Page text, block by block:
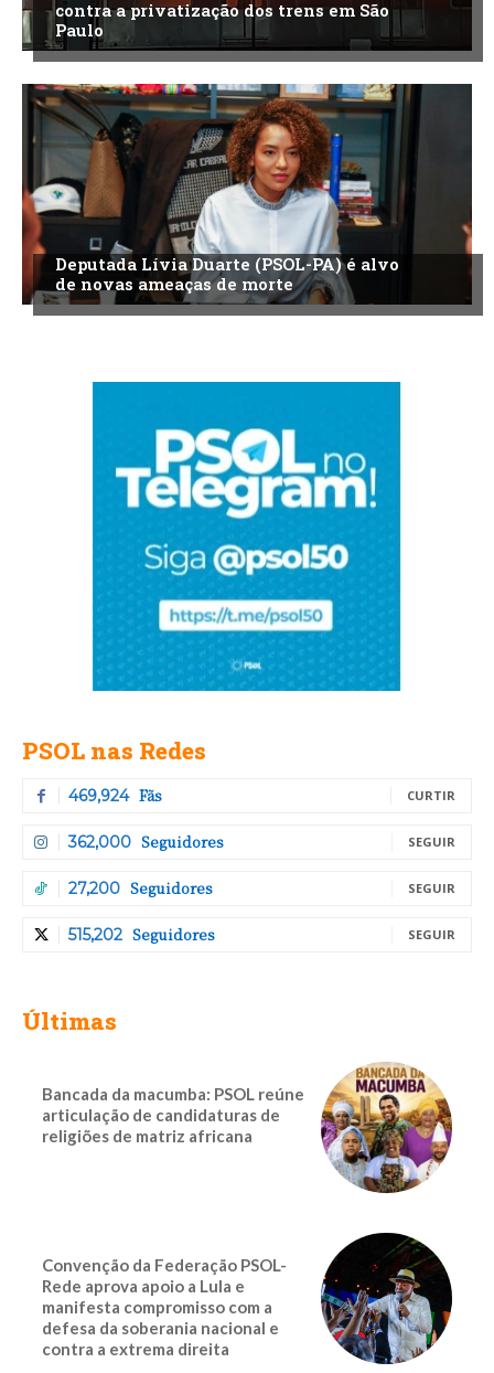
contra a privatização dos trens em São
Paulo
Deputada Lívia Duarte (PSOL-PA) é alvo
de novas ameaças de morte
PSOL nas Redes
469,924 Fãs CURTIR
362,000 Seguidores SEGUIR
27,200 Seguidores SEGUIR
515,202 Seguidores SEGUIR
Últimas
Bancada da macumba: PSOL reúne
articulação de candidaturas de
religiões de matriz africana
Convenção da Federação PSOL-
Rede aprova apoio a Lula e
manifesta compromisso com a
defesa da soberania nacional e
contra a extrema direita